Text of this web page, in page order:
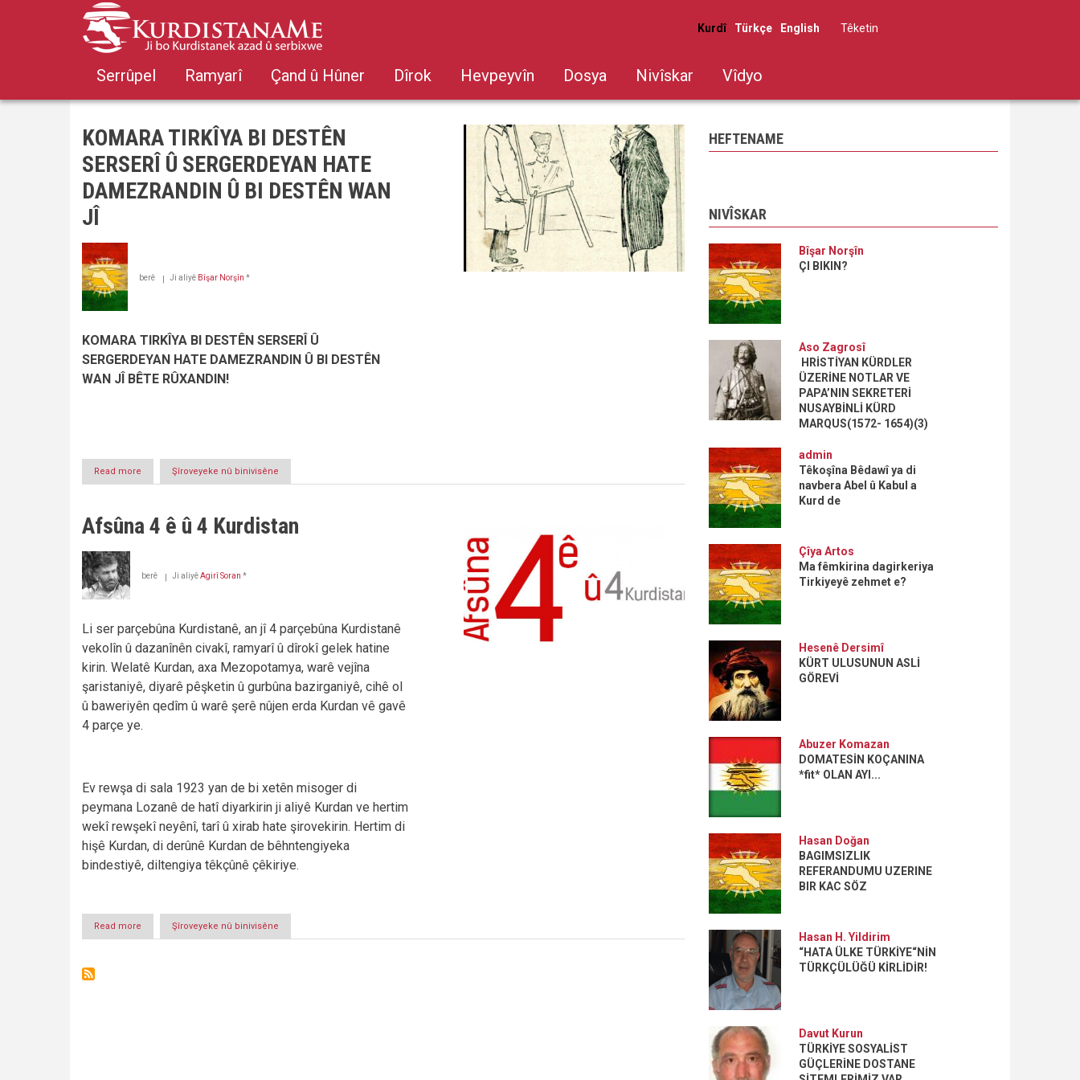
Kurdî Türkçe English
User
menu
Têketin
Serrûpel Ramyarî Çand û Hûner Dîrok Hevpeyvîn Dosya Nivîskar Vîdyo
KOMARA TIRKÎYA BI DESTÊN
SERSERÎ Û SERGERDEYAN HATE
DAMEZRANDIN Û BI DESTÊN WAN
JÎ
berê Ji aliyê Bîşar Norşîn *
KOMARA TIRKÎYA BI DESTÊN SERSERÎ Û
SERGERDEYAN HATE DAMEZRANDIN Û BI DESTÊN
WAN JÎ BÊTE RÛXANDIN!
Read more
KOMARA
DESTÊN
HATE
BI
DESTÊN
WAN
JÎ
Şîroveyeke nû binivisêne
Afsûna 4 ê û 4 Kurdistan
berê Ji aliyêAgirî Soran *
Li ser parçebûna Kurdistanê, an jî 4 parçebûna Kurdistanê
vekolîn û dazanînên civakî, ramyarî û dîrokî gelek hatine
kirin. Welatê Kurdan, axa Mezopotamya, warê vejîna
şaristaniyê, diyarê pêşketin û gurbûna bazirganiyê, cihê ol
û baweriyên qedîm û warê şerê nûjen erda Kurdan vê gavê
4 parçe ye.
Ev rewşa di sala 1923 yan de bi xetên misoger di
peymana Lozanê de hatî diyarkirin ji aliyê Kurdan ve hertim
wekî rewşekî neyênî, tarî û xirab hate şirovekirin. Hertim di
hişê Kurdan, di derûnê Kurdan de bêhntengiyeka
bindestiyê, diltengiya têkçûnê çêkiriye.
Read more
Afsûna
Şîroveyeke nû binivisêne
HEFTENAME
NIVÎSKAR
Bîşar Norşîn
ÇI BIKIN?
Aso Zagrosî
HRİSTİYAN KÜRDLER
ÜZERİNE NOTLAR VE
PAPA’NIN SEKRETERİ
NUSAYBİNLİ KÜRD
MARQUS(1572- 1654)(3)
admin
Têkoşîna Bêdawî ya di
navbera Abel û Kabul a
Kurd de
Çîya Artos
Ma fêmkirina dagirkeriya
Tirkiyeyê zehmet e?
Hesenê Dersimî
KÜRT ULUSUNUN ASLİ
GÖREVİ
Abuzer Komazan
DOMATESİN KOÇANINA
*fit* OLAN AYI...
Hasan Doğan
BAGIMSIZLIK
REFERANDUMU UZERINE
BIR KAC SÖZ
Hasan H. Yildirim
“HATA ÜLKE TÜRKİYE“NİN
TÜRKÇÜLÜĞÜ KİRLİDİR!
Davut Kurun
TÜRKİYE SOSYALİST
GÜÇLERİNE DOSTANE